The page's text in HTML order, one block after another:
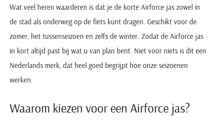
Wat veel heren waarderen is dat je de korte Airforce jas zowel in
de stad als onderweg op de fiets kunt dragen. Geschikt voor de
zomer, het tussenseizoen en zelfs de winter. Zodat de Airforce jas
in kort altijd past bij wat u van plan bent. Niet voor niets is dit een
Nederlands merk, dat heel goed begrijpt hoe onze seizoenen
werken.
Waarom kiezen voor een Airforce jas?